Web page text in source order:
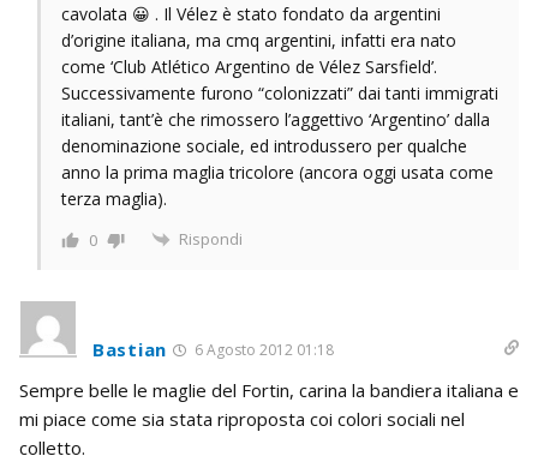
cavolata 😀 . Il Vélez è stato fondato da argentini
d’origine italiana, ma cmq argentini, infatti era nato
come ‘Club Atlético Argentino de Vélez Sarsfield’.
Successivamente furono “colonizzati” dai tanti immigrati
italiani, tant’è che rimossero l’aggettivo ‘Argentino’ dalla
denominazione sociale, ed introdussero per qualche
anno la prima maglia tricolore (ancora oggi usata come
terza maglia).
0 Rispondi
Bastian 6 Agosto 2012 01:18
Sempre belle le maglie del Fortin, carina la bandiera italiana e
mi piace come sia stata riproposta coi colori sociali nel
colletto.